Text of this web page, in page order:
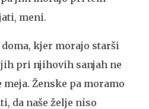
meni.
kjer morajo starši
pri njihovih sanjah ne
meja. Ženske pa moramo
da naše želje niso